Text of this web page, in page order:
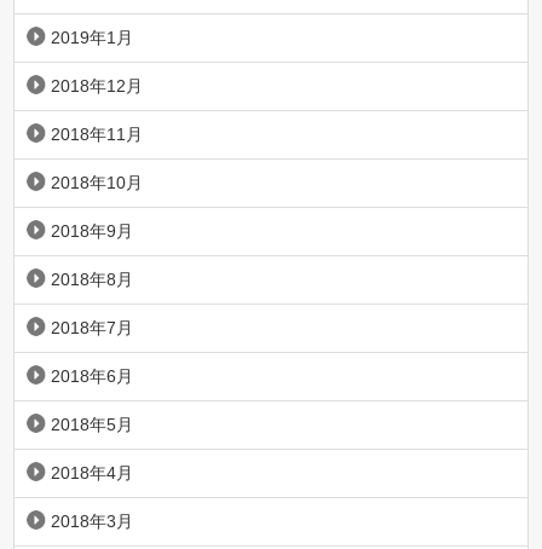
2019年1月
2018年12月
2018年11月
2018年10月
2018年9月
2018年8月
2018年7月
2018年6月
2018年5月
2018年4月
2018年3月